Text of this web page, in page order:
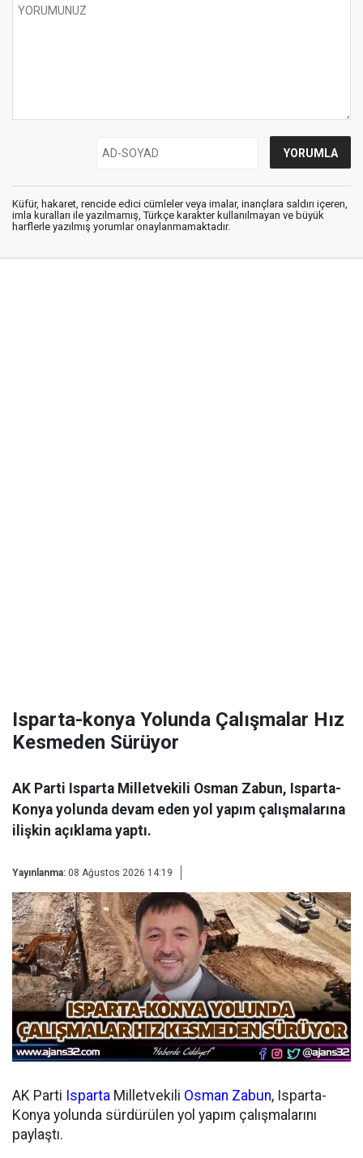
Küfür, hakaret, rencide edici cümleler veya imalar, inançlara saldırı içeren,
imla kuralları ile yazılmamış, Türkçe karakter kullanılmayan ve büyük
harflerle yazılmış yorumlar onaylanmamaktadır.
Isparta-konya Yolunda Çalışmalar Hız
Kesmeden Sürüyor
AK Parti Isparta Milletvekili Osman Zabun, Isparta-
Konya yolunda devam eden yol yapım çalışmalarına
ilişkin açıklama yaptı.
Yayınlanma: 08 Ağustos 2026 14:19
AK Parti Isparta Milletvekili Osman Zabun, Isparta-
Konya yolunda sürdürülen yol yapım çalışmalarını
paylaştı.